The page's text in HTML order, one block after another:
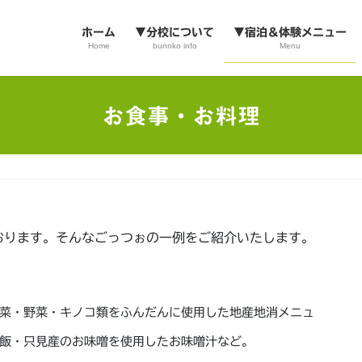
ホーム
Home
▼分校について
bunnko info
▼宿泊＆体験メニュー
Menu
お食事・お料理
ます。そんなごっつぉの一例をご紹介いたします。
・野菜・キノコ類をふんだんに使用した地産地消メニュ
・只見産のお味噌を使用したお味噌汁など。